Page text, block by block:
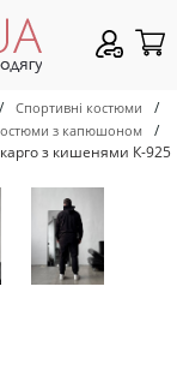
/ Спортивні костюми /
з капюшоном
/
з кишенями К-925